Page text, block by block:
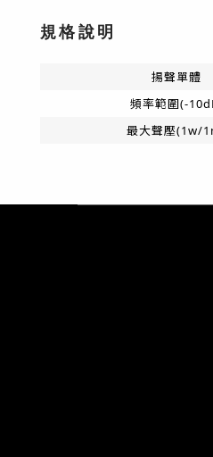
規格說明
揚聲單體
頻率範圍(-
最大聲壓(1w/